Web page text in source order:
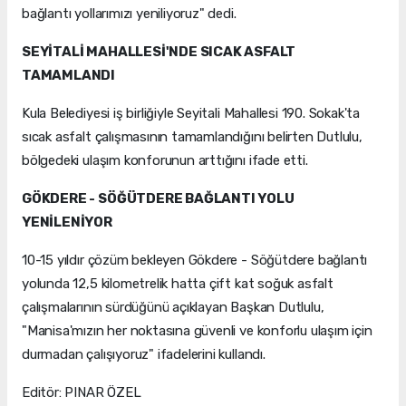
bağlantı yollarımızı yeniliyoruz" dedi.
SEYİTALİ MAHALLESİ'NDE SICAK ASFALT
TAMAMLANDI
Kula Belediyesi iş birliğiyle Seyitali Mahallesi 190. Sokak'ta
sıcak asfalt çalışmasının tamamlandığını belirten Dutlulu,
bölgedeki ulaşım konforunun arttığını ifade etti.
GÖKDERE - SÖĞÜTDERE BAĞLANTI YOLU
YENİLENİYOR
10-15 yıldır çözüm bekleyen Gökdere - Söğütdere bağlantı
yolunda 12,5 kilometrelik hatta çift kat soğuk asfalt
çalışmalarının sürdüğünü açıklayan Başkan Dutlulu,
"Manisa'mızın her noktasına güvenli ve konforlu ulaşım için
durmadan çalışıyoruz" ifadelerini kullandı.
Editör: PINAR ÖZEL